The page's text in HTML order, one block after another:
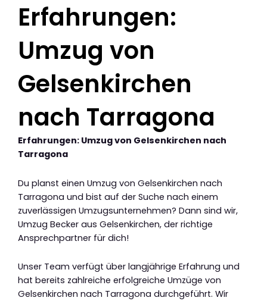
Erfahrungen:
Umzug von
Gelsenkirchen
nach Tarragona
Erfahrungen: Umzug von Gelsenkirchen nach
Tarragona
Du planst einen Umzug von Gelsenkirchen nach
Tarragona und bist auf der Suche nach einem
zuverlässigen Umzugsunternehmen? Dann sind wir,
Umzug Becker aus Gelsenkirchen, der richtige
Ansprechpartner für dich!
Unser Team verfügt über langjährige Erfahrung und
hat bereits zahlreiche erfolgreiche Umzüge von
Gelsenkirchen nach Tarragona durchgeführt. Wir